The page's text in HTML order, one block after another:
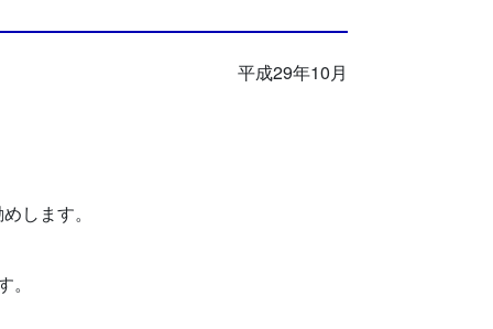
平成29年10月
します。